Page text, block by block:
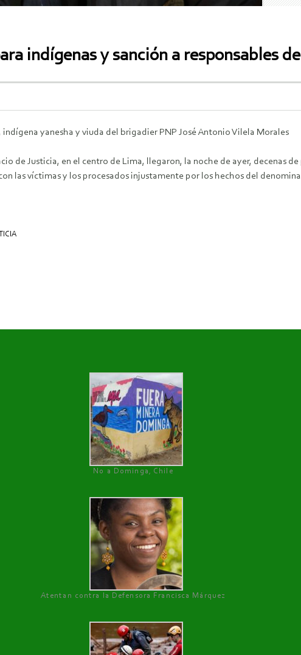
indígenas y sanción a responsables
indígena yanesha y viuda del brigadier PNP José Antonio Vilela Morales
de Justicia, en el centro de Lima, llegaron, la noche de ayer, decenas
las víctimas y los procesados injustamente por los hechos del
No a Dominga, Chile
Atentan contra la Defensora Francisca Márquez